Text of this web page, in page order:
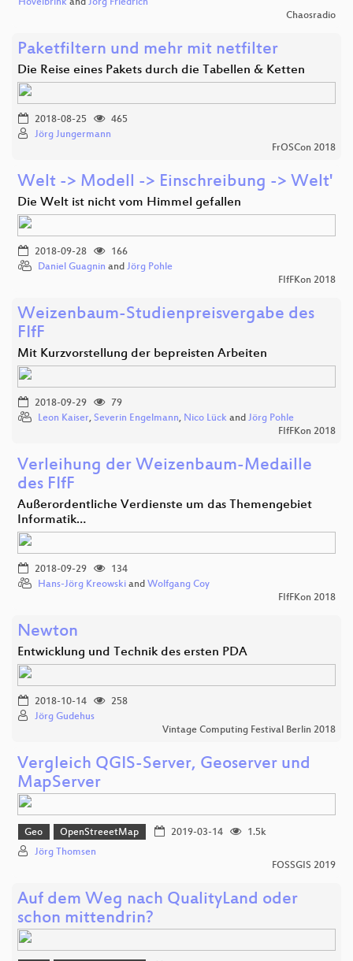
Hövelbrink and Jörg Friedrich
Chaosradio
Paketfiltern und mehr mit netfilter
Die Reise eines Pakets durch die Tabellen & Ketten
2018-08-25
465
Jörg Jungermann
FrOSCon 2018
Welt -> Modell -> Einschreibung -> Welt'
Die Welt ist nicht vom Himmel gefallen
2018-09-28
166
Daniel Guagnin and Jörg Pohle
FIfFKon 2018
Weizenbaum-Studienpreisvergabe des
FIfF
Mit Kurzvorstellung der bepreisten Arbeiten
2018-09-29
79
Leon Kaiser, Severin Engelmann, Nico Lück and Jörg Pohle
FIfFKon 2018
Verleihung der Weizenbaum-Medaille
des FIfF
Außerordentliche Verdienste um das Themengebiet
Informatik…
2018-09-29
134
Hans-Jörg Kreowski and Wolfgang Coy
FIfFKon 2018
Newton
Entwicklung und Technik des ersten PDA
2018-10-14
258
Jörg Gudehus
Vintage Computing Festival Berlin 2018
Vergleich QGIS-Server, Geoserver und
MapServer
Geo OpenStreeetMap 2019-03-14
1.5k
Jörg Thomsen
FOSSGIS 2019
Auf dem Weg nach QualityLand oder
schon mittendrin?